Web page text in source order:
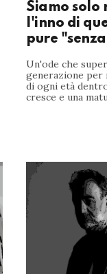
Siamo solo
l'inno di
pure
Un'ode che
generazione per
di ogni età
cresce e una